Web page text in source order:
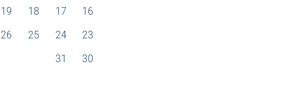
16
17
18
19
23
24
25
26
30
31